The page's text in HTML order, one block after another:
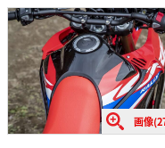
画像